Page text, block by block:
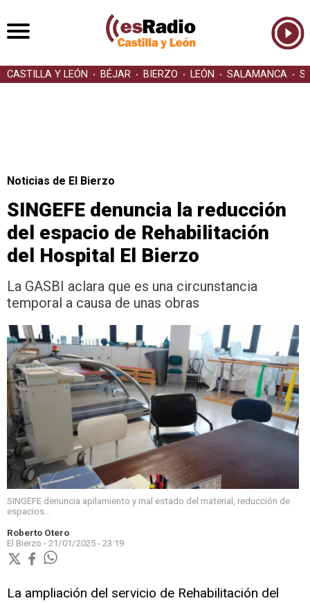
CASTILLA Y LEÓN BÉJAR BIERZO LEÓN SALAMANCA
Noticias de El Bierzo
SINGEFE denuncia la reducción
del espacio de Rehabilitación
del Hospital El Bierzo
La GASBI aclara que es una circunstancia
temporal a causa de unas obras
SINGEFE denuncia apilamiento y mal estado del material, reducción de
espacios...
Roberto Otero
El Bierzo - 21/01/2025 - 23:19
La ampliación del servicio de Rehabilitación del